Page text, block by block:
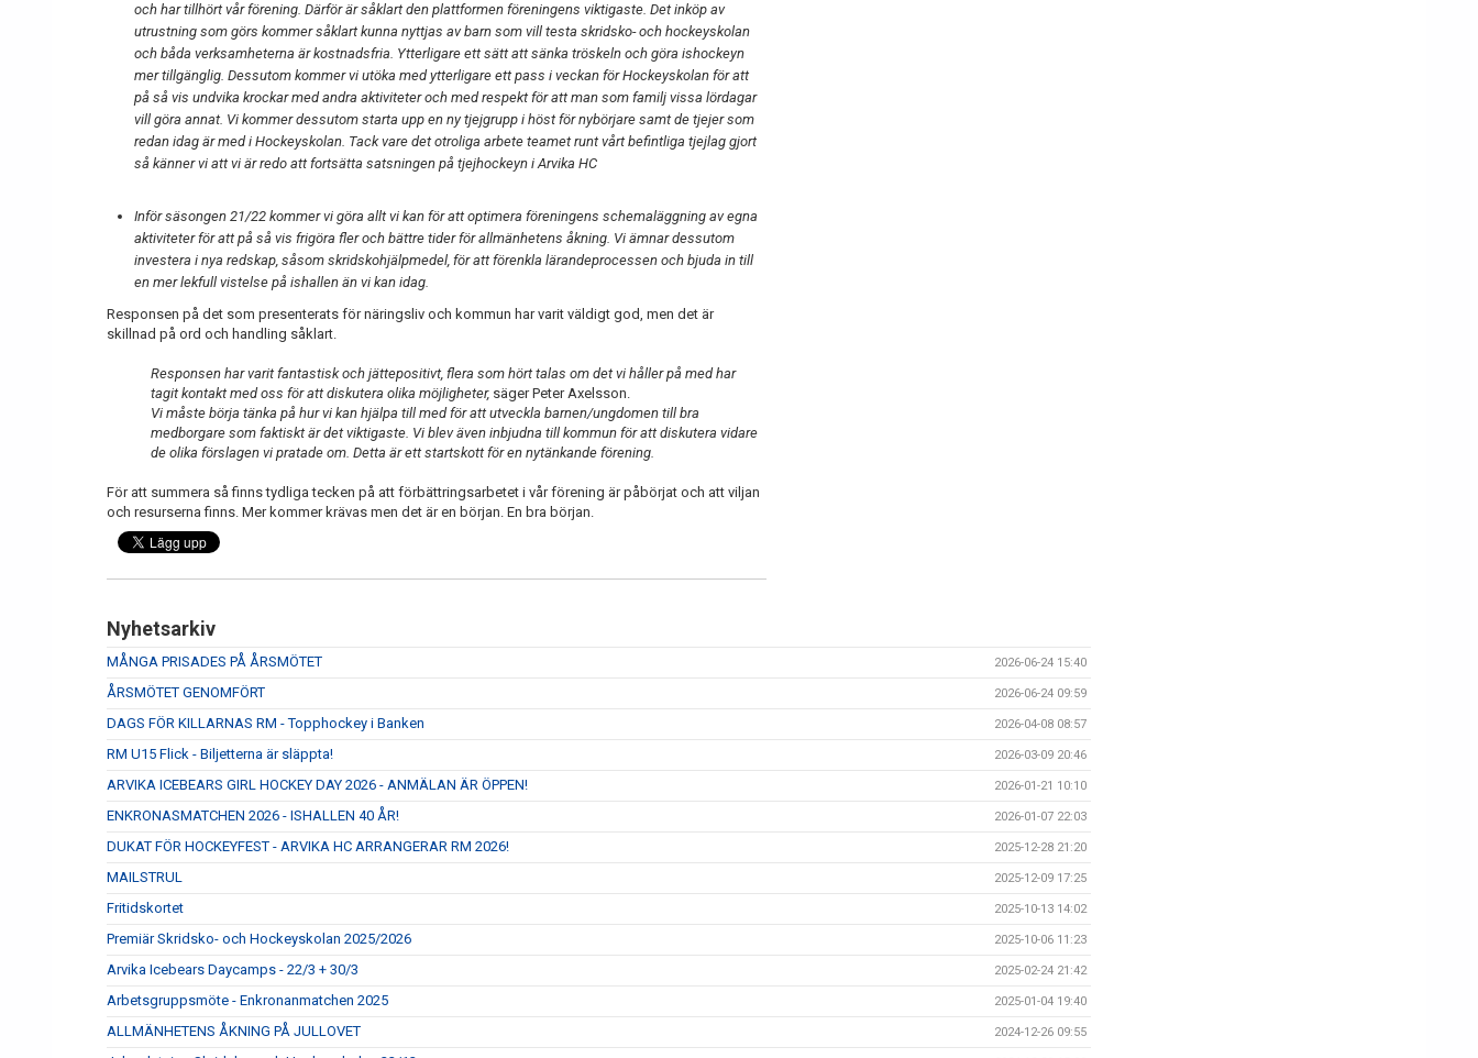
och har tillhört vår förening. Därför är såklart den plattformen föreningens viktigaste. Det inköp av
utrustning som görs kommer såklart kunna nyttjas av barn som vill testa skridsko- och hockeyskolan
och båda verksamheterna är kostnadsfria. Ytterligare ett sätt att sänka tröskeln och göra ishockeyn
mer tillgänglig. Dessutom kommer vi utöka med ytterligare ett pass i veckan för Hockeyskolan för att
på så vis undvika krockar med andra aktiviteter och med respekt för att man som familj vissa lördagar
vill göra annat. Vi kommer dessutom starta upp en ny tjejgrupp i höst för nybörjare samt de tjejer som
redan idag är med i Hockeyskolan. Tack vare det otroliga arbete teamet runt vårt befintliga tjejlag gjort
så känner vi att vi är redo att fortsätta satsningen på tjejhockeyn i Arvika HC
Inför säsongen 21/22 kommer vi göra allt vi kan för att optimera föreningens schemaläggning av egna
aktiviteter för att på så vis frigöra fler och bättre tider för allmänhetens åkning. Vi ämnar dessutom
investera i nya redskap, såsom skridskohjälpmedel, för att förenkla lärandeprocessen och bjuda in till
en mer lekfull vistelse på ishallen än vi kan idag.
Responsen på det som presenterats för näringsliv och kommun har varit väldigt god, men det är
skillnad på ord och handling såklart.
Responsen har varit fantastisk och jättepositivt, flera som hört talas om det vi håller på med har
tagit kontakt med oss för att diskutera olika möjligheter, säger Peter Axelsson.
Vi måste börja tänka på hur vi kan hjälpa till med för att utveckla barnen/ungdomen till bra
medborgare som faktiskt är det viktigaste. Vi blev även inbjudna till kommun för att diskutera vidare
de olika förslagen vi pratade om. Detta är ett startskott för en nytänkande förening.
För att summera så finns tydliga tecken på att förbättringsarbetet i vår förening är påbörjat och att viljan
och resurserna finns. Mer kommer krävas men det är en början. En bra början.
Nyhetsarkiv
MÅNGA PRISADES PÅ ÅRSMÖTET 2026-06-24 15:40
ÅRSMÖTET GENOMFÖRT 2026-06-24 09:59
DAGS FÖR KILLARNAS RM - Topphockey i Banken 2026-04-08 08:57
RM U15 Flick - Biljetterna är släppta! 2026-03-09 20:46
ARVIKA ICEBEARS GIRL HOCKEY DAY 2026 - ANMÄLAN ÄR ÖPPEN! 2026-01-21 10:10
ENKRONASMATCHEN 2026 - ISHALLEN 40 ÅR! 2026-01-07 22:03
DUKAT FÖR HOCKEYFEST - ARVIKA HC ARRANGERAR RM 2026! 2025-12-28 21:20
MAILSTRUL 2025-12-09 17:25
Fritidskortet 2025-10-13 14:02
Premiär Skridsko- och Hockeyskolan 2025/2026 2025-10-06 11:23
Arvika Icebears Daycamps - 22/3 + 30/3 2025-02-24 21:42
Arbetsgruppsmöte - Enkronanmatchen 2025 2025-01-04 19:40
ALLMÄNHETENS ÅKNING PÅ JULLOVET 2024-12-26 09:55